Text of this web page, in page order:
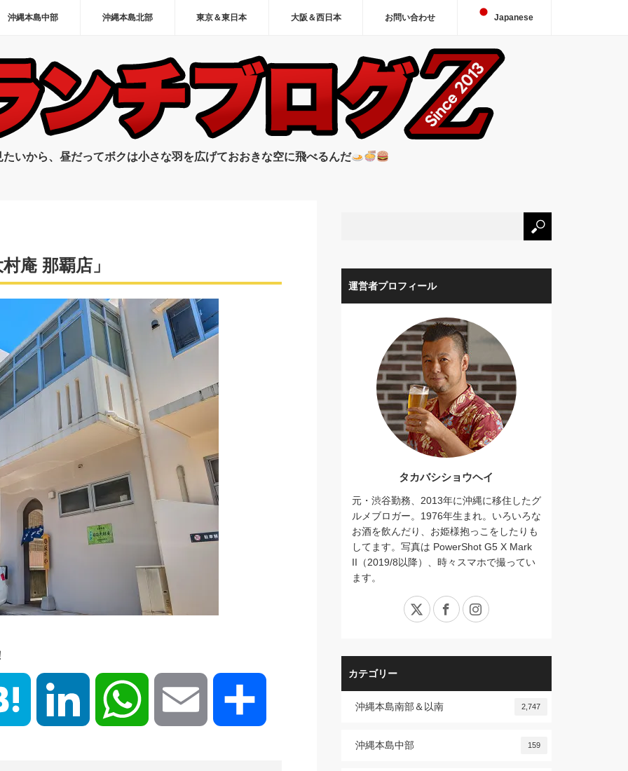
沖縄本島中部 沖縄本島北部 東京＆東日本 大阪＆西日本 お問い合わせ Japanese
いから、昼だってボクは小さな羽を広げておおきな空に飛べるんだ
庵 那覇店」
Hatena LinkedIn WhatsApp Email
運営者プロフィール
タカバシショウヘイ
元・渋谷勤務、2013年に沖縄に移住したグ
ルメブロガー。1976年生まれ。いろいろな
お酒を飲んだり、お姫様抱っこをしたりも
してます。写真は PowerShot G5 X Mark
II（2019/8以降）、時々スマホで撮ってい
ます。
X FacebookInstagram
カテゴリー
沖縄本島南部＆以南 2,747
沖縄本島中部 159